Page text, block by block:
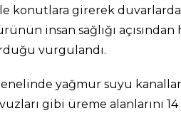
konutlara girerek
insan sağlığı
vurgulandı.
yağmur suyu
gibi üreme alanlarını